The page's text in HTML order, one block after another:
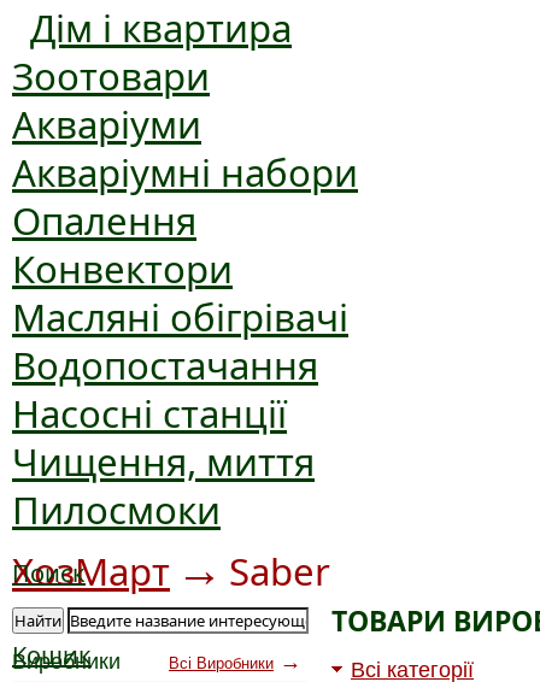
Дім і квартира
Зоотовари
Акваріуми
Акваріумні набори
Опалення
Конвектори
Масляні обігрівачі
Водопостачання
Насосні станції
Чищення, миття
Пилосмоки
Поиск
Найти
Кошик
ХозМарт → Saber
Виробники Всі Виробники →
ТОВАРИ
Всі категорії